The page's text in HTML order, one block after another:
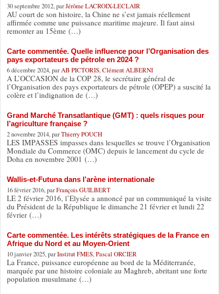
30 septembre 2012, parJérôme LACROIX-LECLAIR
AU court de son histoire, la Chine ne s’est jamais réellement
affirmée comme une puissance maritime majeure. Il faut ainsi
remonter au 15ème (…)
Carte commentée. Quelle influence pour l’Organisation des
pays exportateurs de pétrole en 2024 ?
6 décembre 2024, parAB PICTORIS, Clément ALBERNI
A L’OCCASION de la COP 28, le secrétaire général de
l’Organisation des pays exportateurs de pétrole (OPEP) a suscité la
colère et l’indignation de (…)
Grand Marché Transatlantique (GMT) : quels risques pour
l’agriculture française ?
2 novembre 2014, parThierry POUCH
LES IMPASSES impasses dans lesquelles se trouve l’Organisation
Mondiale du Commerce (OMC) depuis le lancement du cycle de
Doha en novembre 2001 (…)
Wallis-et-Futuna dans l’arène internationale
16 février 2016, parFrançois GUILBERT
LE 2 février 2016, l’Elysée a annoncé par un communiqué la visite
du Président de la République le dimanche 21 février et lundi 22
février (…)
Carte commentée. Les intérêts stratégiques de la France en
Afrique du Nord et au Moyen-Orient
10 janvier 2025, parInstitut FMES, Pascal ORCIER
La France, puissance européenne au bord de la Méditerranée,
marquée par une histoire coloniale au Maghreb, abritant une forte
population musulmane (…)